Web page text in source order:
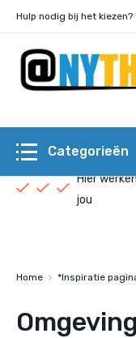
Hulp nodig bij het kiezen?
Categorieën
Hier
jou
Home *Inspiratie
Omgeving